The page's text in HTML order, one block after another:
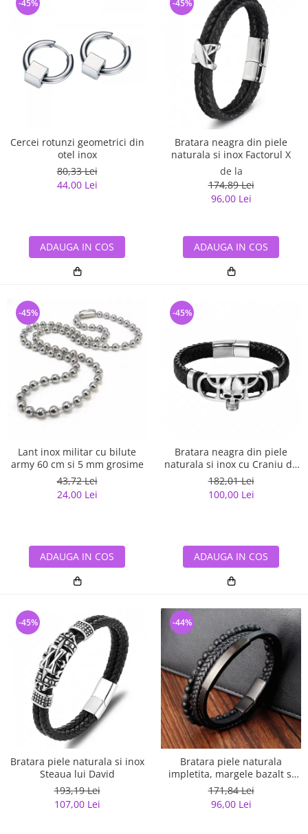
Cercei rotunzi geometrici din
otel inox
80,33 Lei
44,00 Lei
-45%
ADAUGA IN COS
Bratara neagra din piele
naturala si inox Factorul X
de la
174,89 Lei
96,00 Lei
-45%
ADAUGA IN COS
Lant inox militar cu bilute
army 60 cm si 5 mm grosime
43,72 Lei
24,00 Lei
-45%
ADAUGA IN COS
Bratara neagra din piele
naturala si inox cu Craniu de
Viking
182,01 Lei
100,00 Lei
-45%
ADAUGA IN COS
Bratara piele naturala si inox
Steaua lui David
193,19 Lei
107,00 Lei
-45%
Bratara piele naturala
impletita, margele bazalt si
elemente din inox
171,84 Lei
96,00 Lei
-44%